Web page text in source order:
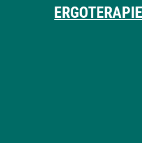
ERGOTERAPIE